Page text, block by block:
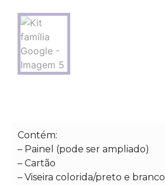
Contém:
– Painel (pode ser ampliado)
– Cartão
– Viseira colorida/preto e branco